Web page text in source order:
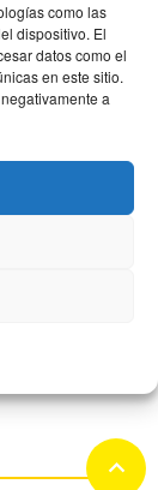
como las
dispositivo. El
datos como el
en este sitio.
a
al
keyboard_arrow_up